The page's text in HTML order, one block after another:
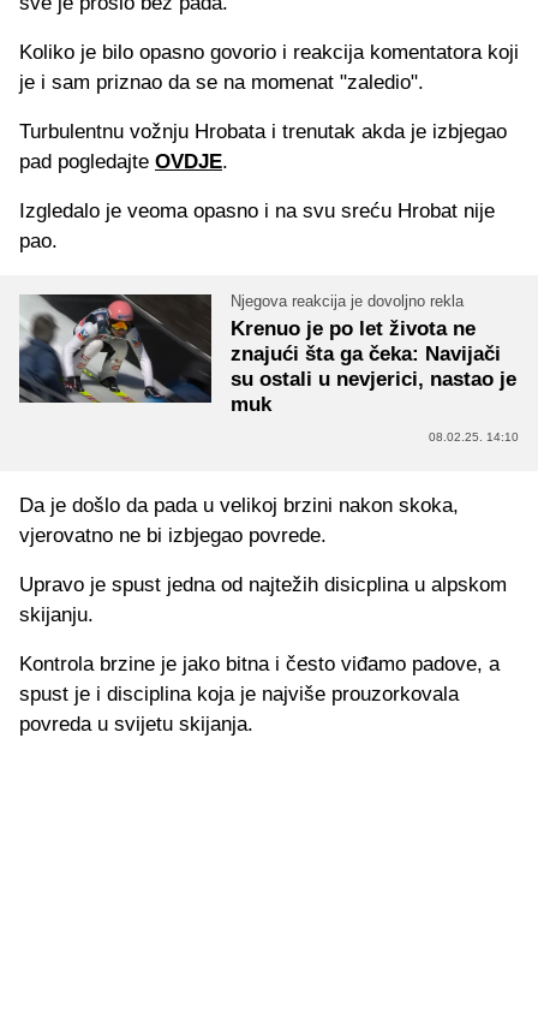
Koliko je bilo opasno govorio i reakcija komentatora koji
je i sam priznao da se na momenat "zaledio".
Turbulentnu vožnju Hrobata i trenutak akda je izbjegao
pad pogledajte OVDJE.
Izgledalo je veoma opasno i na svu sreću Hrobat nije
pao.
Njegova reakcija je dovoljno rekla
Krenuo je po let života ne
znajući šta ga čeka: Navijači
su ostali u nevjerici, nastao je
muk
08.02.25. 14:10
Da je došlo da pada u velikoj brzini nakon skoka,
vjerovatno ne bi izbjegao povrede.
Upravo je spust jedna od najtežih disicplina u alpskom
skijanju.
Kontrola brzine je jako bitna i često viđamo padove, a
spust je i disciplina koja je najviše prouzorkovala
povreda u svijetu skijanja.